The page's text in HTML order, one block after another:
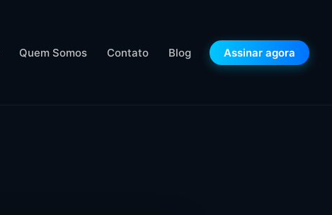
Quem Somos Contato Blog Assinar agora